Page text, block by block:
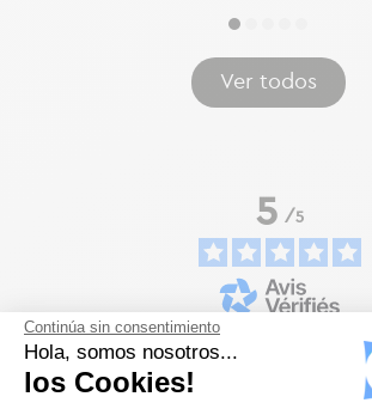
Continúa sin consentimiento
Hola, somos nosotros...
los Cookies!
Ver todos
5 /5
Basé sur avis soumis à un
Voir tous les avis sur ce site